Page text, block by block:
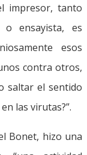
impresor, tanto
ensayista, es
esos
contra otros,
saltar el sentido
las virutas?”.
Bonet, hizo una